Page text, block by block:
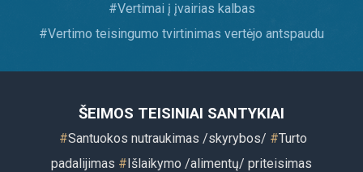
#Vertimai į įvairias kalbas
#Vertimo teisingumo tvirtinimas vertėjo antspaudu
ŠEIMOS TEISINIAI SANTYKIAI
#Santuokos nutraukimas /skyrybos/ #Turto
padalijimas #Išlaikymo /alimentų/ priteisimas